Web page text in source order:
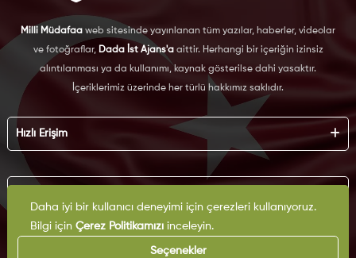
Milli Müdafaa web sitesinde yayınlanan tüm yazılar, haberler, videolar
ve fotoğraflar, Dada İst Ajans'aaittir. Herhangi bir içeriğin izinsiz
alıntılanması ya da kullanımı, kaynak gösterilse dahi yasaktır.
İçeriklerimiz üzerinde her türlü hakkımız saklıdır.
Hızlı Erişim
Künye
Reklam
İş Birliği
Arşiv
İletişim
KVKK
Çerez Politikası
Daha iyi bir kullanıcı deneyimi için çerezleri kullanıyoruz.
Bilgi için Çerez Politikamızıinceleyin.
Seçenekler